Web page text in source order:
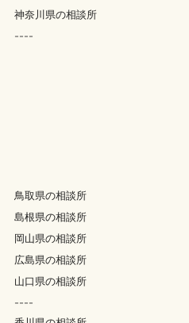
神奈川県の相談所
----
鳥取県の相談所
島根県の相談所
岡山県の相談所
広島県の相談所
山口県の相談所
----